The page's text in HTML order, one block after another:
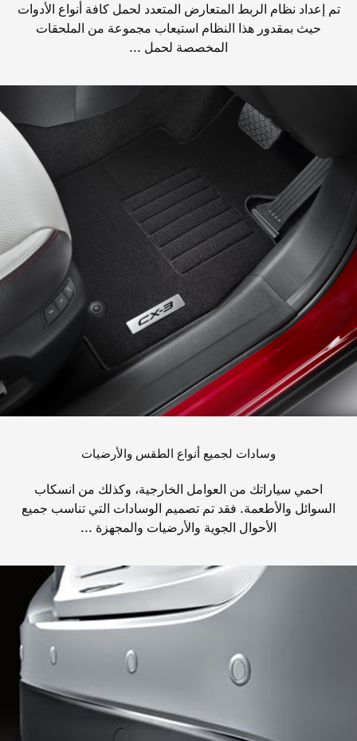
تم إعداد نظام الربط المتعارض المتعدد لحمل كافة أنواع الأدوات
حيث بمقدور هذا النظام استيعاب مجموعة من الملحقات
المخصصة لحمل ...
وسادات لجميع أنواع الطقس والأرضيات
احمي سياراتك من العوامل الخارجية، وكذلك من انسكاب
السوائل والأطعمة. فقد تم تصميم الوسادات التي تناسب جميع
الأحوال الجوية والأرضيات والمجهزة ...